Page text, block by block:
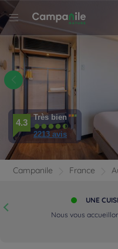
S’inscrire
4.3
Très bien
2213 avis
Campanile France
UNE
Nous vous